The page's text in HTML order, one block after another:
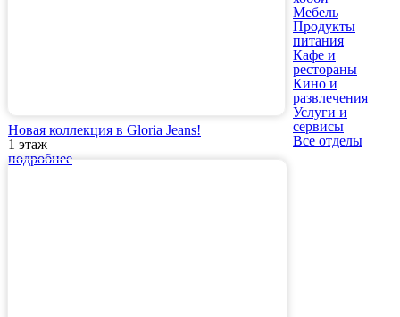
Новая коллекция в Gloria Jeans!
1 этаж
подробнее
Мебель
Продукты
питания
Кафе и
рестораны
Кино и
развлечения
Услуги и
сервисы
Все отделы